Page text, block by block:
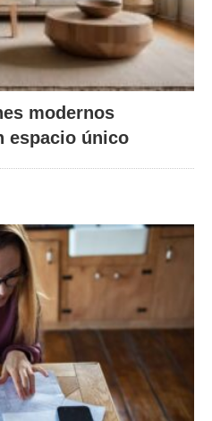
modernos
espacio único